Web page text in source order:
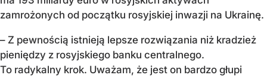
zamrożonych od początku rosyjskiej inwazji na Ukrainę.
– Z pewnością istnieją lepsze rozwiązania niż kradzież
pieniędzy z rosyjskiego banku centralnego.
To radykalny krok. Uważam, że jest on bardzo głupi